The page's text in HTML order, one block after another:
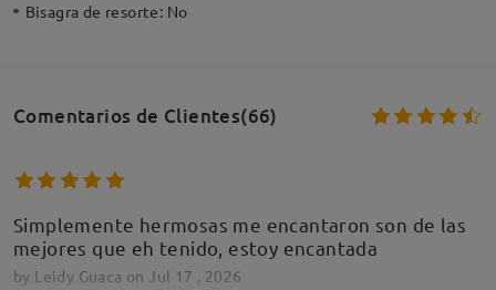
Bisagra de resorte: No
Comentarios de Clientes(66)
Simplemente hermosas me encantaron son de las
mejores que eh tenido, estoy encantada
by Leidy Guaca on Jul 17 , 2026